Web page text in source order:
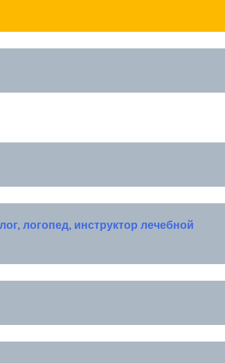
логопед, инструктор лечебной